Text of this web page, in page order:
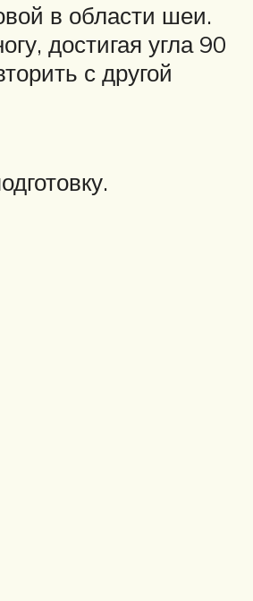
в области шеи.
достигая угла 90
с другой